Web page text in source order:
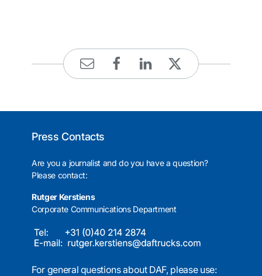
Press Contacts
Are you a journalist and do you have a question?
Please contact:
Rutger Kerstiens
Corporate Communications Department
For general questions about DAF, please use: